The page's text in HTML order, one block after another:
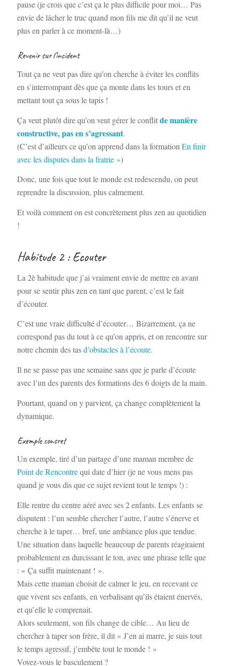
pause (je crois que c’est ça le plus difficile pour moi… Pas
envie de lâcher le truc quand mon fils me dit qu’il ne veut
plus en parler à ce moment-là…)
Revenir sur l’incident
Tout ça ne veut pas dire qu’on cherche à éviter les conflits
en s’interrompant dès que ça monte dans les tours et en
mettant tout ça sous le tapis !
Ça veut plutôt dire qu’on veut gérer le conflitde manière
constructive, pas en s’agressant.
(C’est d’ailleurs ce qu’on apprend dans la formation En finir
avec les disputes dans la fratrie »)
Donc, une fois que tout le monde est redescendu, on peut
reprendre la discussion, plus calmement.
Et voilà comment on est concrètement plus zen au quotidien
!
Habitude 2 : Ecouter
La 2è habitude que j’ai vraiment envie de mettre en avant
pour se sentir plus zen en tant que parent, c’est le fait
d’écouter.
C’est une vraie difficulté d’écouter… Bizarrement, ça ne
correspond pas du tout à ce qu’on appris, et on rencontre sur
notre chemin des tasd’obstacles à l’écoute.
Il ne se passe pas une semaine sans que je parle d’écoute
avec l’un des parents des formations des 6 doigts de la main.
Pourtant, quand on y parvient, ça change complètement la
dynamique.
Exemple concret
Un exemple, tiré d’un partage d’une maman membre de
Point de Rencontrequi date d’hier (je ne vous mens pas
quand je vous dis que ce sujet revient tout le temps !) :
Elle rentre du centre aéré avec ses 2 enfants. Les enfants se
disputent : l’un semble chercher l’autre, l’autre s’énerve et
cherche à le taper… bref, une ambiance plus que tendue.
Une situation dans laquelle beaucoup de parents réagiraient
probablement en durcissant le ton, avec une phrase telle que
: « Ça suffit maintenant ! ».
Mais cette maman choisit de calmer le jeu, en recevant ce
que vivent ses enfants, en verbalisant qu’ils étaient énervés,
et qu’elle le comprenait.
Alors seulement, son fils change de cible… Au lieu de
chercher à taper son frère, il dit « J’en ai marre, je suis tout
le temps agressif, j’embête tout le monde ! »
Voyez-vous le basculement ?